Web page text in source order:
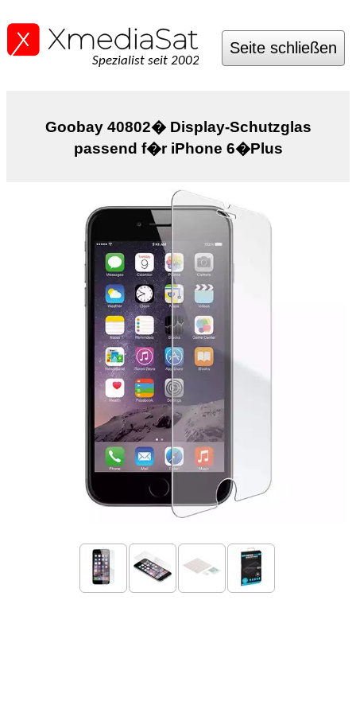
Spezialist seit 2002
Seite schließen
Goobay 40802� Display-Schutzglas
passend f�r iPhone 6�Plus